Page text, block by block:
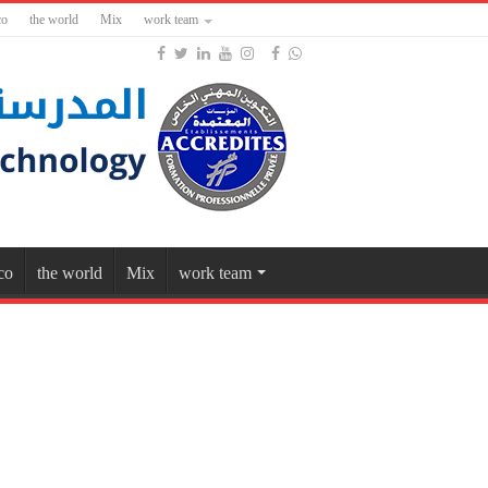
the world Mix work team
the world Mix work team